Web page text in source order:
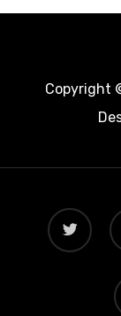
Copyright
twitter